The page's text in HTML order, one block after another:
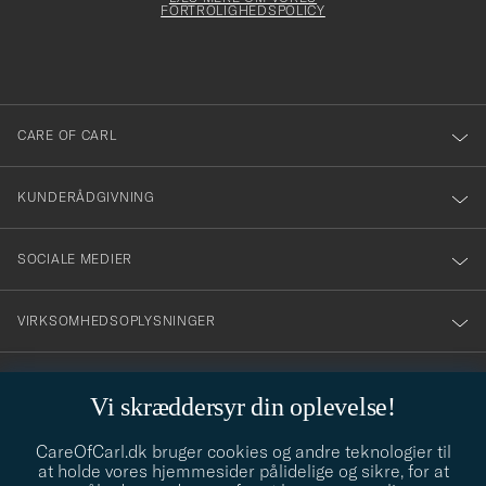
Vi skræddersyr din oplevelse!
CareOfCarl.dk bruger cookies og andre teknologier til
at holde vores hjemmesider pålidelige og sikre, for at
dig
till
vårt
nyhetsbrev!
FORTROLIGHEDSPOLICY
CARE OF CARL
KUNDERÅDGIVNING
SOCIALE MEDIER
VIRKSOMHEDSOPLYSNINGER
Behøver du hjælp til at finde din stil? Lad os hjælpe dig, vi hjælper
gerne til!